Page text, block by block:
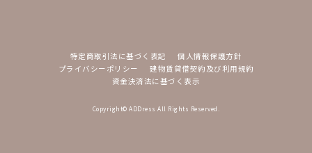
特定商取引法に基づく表記
個人情報保護方針
プライバシーポリシー
建物賃貸借契約及び利用規約
資金決済法に基づく表示
Copyright© ADDress All Rights Reserved.